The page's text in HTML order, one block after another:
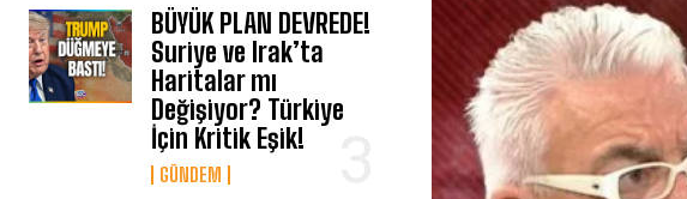
BÜYÜK PLAN DEVREDE!
Suriye ve Irak’ta
Haritalar mı
Değişiyor? Türkiye
İçin Kritik Eşik!
GÜNDEM